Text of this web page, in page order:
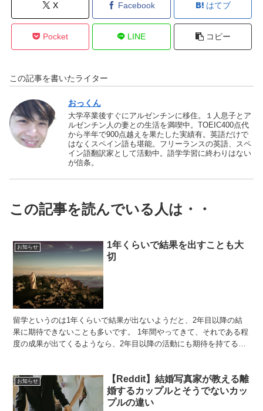
X Facebook はてブ
Pocket LINE コピー
この記事を書いたライター
おっくん
大学卒業後すぐにアルゼンチンに移住。１人息子とア
ルゼンチン人の妻との生活を満喫中。TOEIC400点代
から半年で900点越えを果たした実績有。英語だけで
はなくスペイン語も堪能。フリーランスの英語、スペ
イン語翻訳家として活動中。語学学習に終わりはない
が信条。
この記事を読んでいる人は・・
お知らせ
1年くらいで結果を出すことも大
切
留学というのは1年くらいで結果が出ないようだと、2年目以降の結
果に期待できないことも多いです。 1年間やってきて、それである程
度の成果が出てくるようなら、2年目以降の活動にも期待を持てるよ
お知らせ
【Reddit】結婚写真家が教える離
婚するカップルとそうでないカッ
プルの違い